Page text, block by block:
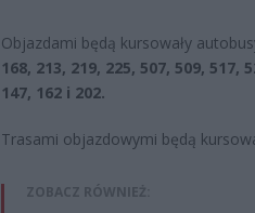
Objazdami będą kursowały
168, 213, 219, 225, 507, 509, 517,
147, 162 i 202.
Trasami objazdowymi będą
ZOBACZ RÓWNIEŻ: